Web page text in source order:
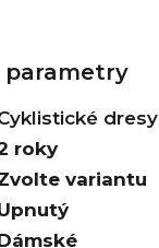
parametry
dresy
roky
variantu